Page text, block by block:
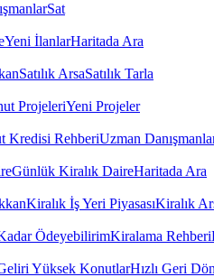
Sat
Yeni İlanlarHaritada Ara
Satılık ArsaSatılık Tarla
ProjeleriYeni Projeler
Kredisi RehberiUzman
Günlük Kiralık DaireHaritada Ara
Kiralık İş Yeri PiyasasıKiralık
ÖdeyebilirimKiralama Rehberi
Yüksek KonutlarHızlı Geri